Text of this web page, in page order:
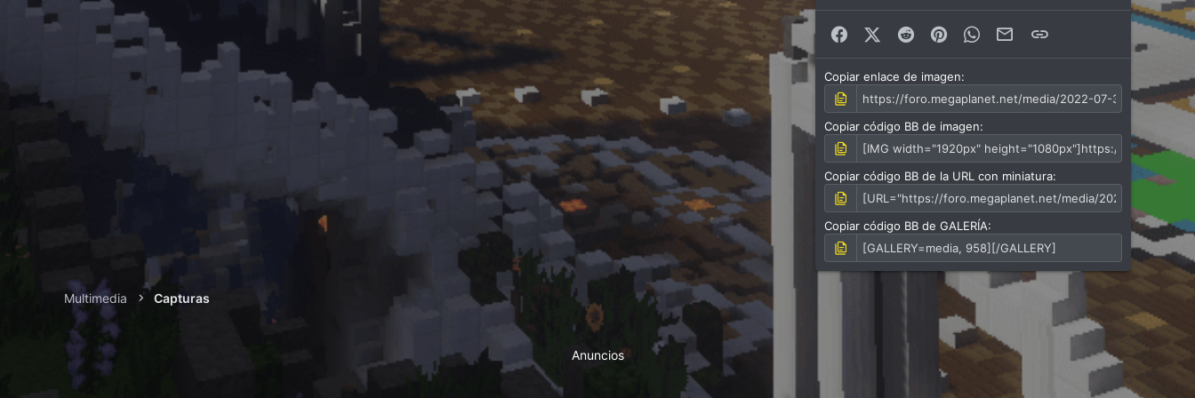
FacebookX (Twitter)
Reddit PinterestWhatsAppCorreo electrónico
Enlace
Copiar enlace de imagen
Copiar código BB de imagen
Copiar código BB de la URL con miniatura
Copiar código BB de GALERÍA
Multimedia Capturas
Anuncios